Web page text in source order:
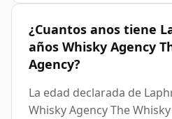
¿Cuantos anos tiene
años Whisky Agency
Agency?
La edad declarada de
Whisky Agency The